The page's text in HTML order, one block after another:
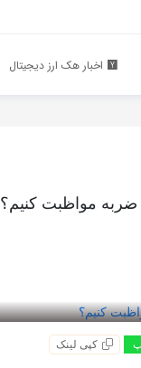
اخبار هک ارز دیجیتال
ضربه مواظبت کنیم؟
کپی لینک